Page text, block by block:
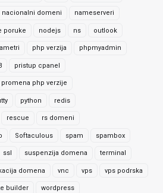
nacionalni domeni nameserveri
poruke nodejs ns outlook
php verzija phpmyadmin
pristup cpanel
promena php verzije
python redis
rescue rs domeni
Softaculous spam spambox
ssl suspenzija domena terminal
domena vnc vps vps podrska
builder wordpress